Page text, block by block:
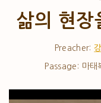
삶의 현장
Preacher:
Passage: 마태